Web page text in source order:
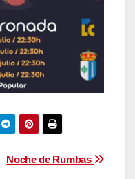
Noche de Rumbas